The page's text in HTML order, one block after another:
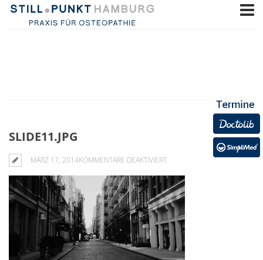
SLIDE11.JPG
MÄRZ 17, 2014KOMMENTARE DEAKTIVIERTFÜR
SLIDE11.JPG